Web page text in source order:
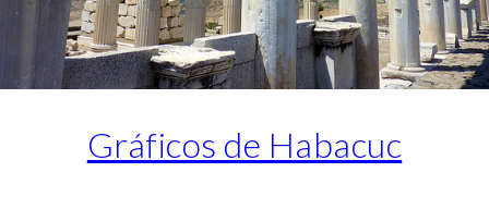
Gráficos de Habacuc